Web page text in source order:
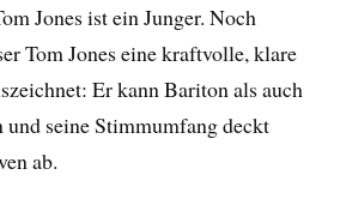
Jones ist ein Junger. Noch
Tom Jones eine kraftvolle, klare
Er kann Bariton als auch
und seine Stimmumfang deckt
ab.